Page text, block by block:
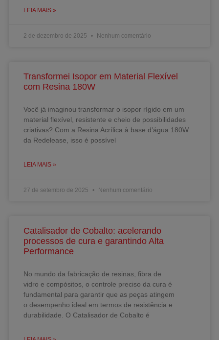
LEIA MAIS »
2 de dezembro de 2025 Nenhum comentário
Transformei Isopor em Material Flexível
com Resina 180W
Você já imaginou transformar o isopor rígido em um
material flexível, resistente e cheio de possibilidades
criativas? Com a Resina Acrílica à base d’água 180W
da Redelease, isso é possível
LEIA MAIS »
27 de setembro de 2025 Nenhum comentário
Catalisador de Cobalto: acelerando
processos de cura e garantindo Alta
Performance
No mundo da fabricação de resinas, fibra de
vidro e compósitos, o controle preciso da cura é
fundamental para garantir que as peças atingem
o desempenho ideal em termos de resistência e
durabilidade. O Catalisador de Cobalto é